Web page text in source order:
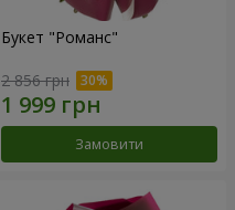
Букет "Романс"
2 856 грн
Замовити